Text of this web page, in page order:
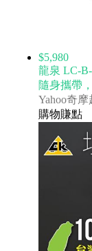
$5,980
龍泉 LC-
隨身攜帶
Yahoo奇
購物賺點